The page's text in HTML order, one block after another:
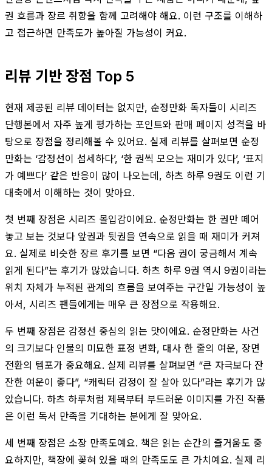
권 흐름과 장르 취향을 함께 고려해야 해요. 이런 구조를 이해하
고 접근하면 만족도가 높아질 가능성이 커요.
리뷰 기반 장점 Top 5
현재 제공된 리뷰 데이터는 없지만, 순정만화 독자들이 시리즈
단행본에서 자주 높게 평가하는 포인트와 판매 페이지 성격을 바
탕으로 장점을 정리해볼 수 있어요. 실제 리뷰를 살펴보면 순정
만화는 ‘감정선이 섬세하다’, ‘한 권씩 모으는 재미가 있다’, ‘표지
가 예쁘다’ 같은 반응이 많이 나오는데, 하츠 하루 9권도 이런 기
대축에서 이해하는 것이 맞아요.
첫 번째 장점은 시리즈 몰입감이에요. 순정만화는 한 권만 떼어
놓고 보는 것보다 앞권과 뒷권을 연속으로 읽을 때 재미가 커져
요. 실제로 비슷한 장르 후기를 보면 “다음 권이 궁금해서 계속
읽게 된다”는 후기가 많았습니다. 하츠 하루 9권 역시 9권이라는
위치 자체가 누적된 관계의 흐름을 보여주는 구간일 가능성이 높
아서, 시리즈 팬들에게는 매우 큰 장점으로 작용해요.
두 번째 장점은 감정선 중심의 읽는 맛이에요. 순정만화는 사건
의 크기보다 인물의 미묘한 표정 변화, 대사 한 줄의 여운, 장면
전환의 템포가 중요해요. 실제 리뷰를 살펴보면 “큰 자극보다 잔
잔한 여운이 좋다”, “캐릭터 감정이 잘 살아 있다”라는 후기가 많
았습니다. 하츠 하루처럼 제목부터 부드러운 이미지를 가진 작품
은 이런 독서 만족을 기대하는 분에게 잘 맞아요.
세 번째 장점은 소장 만족도예요. 책은 읽는 순간의 즐거움도 중
요하지만, 책장에 꽂혀 있을 때의 만족도도 큰 가치예요. 실제 리